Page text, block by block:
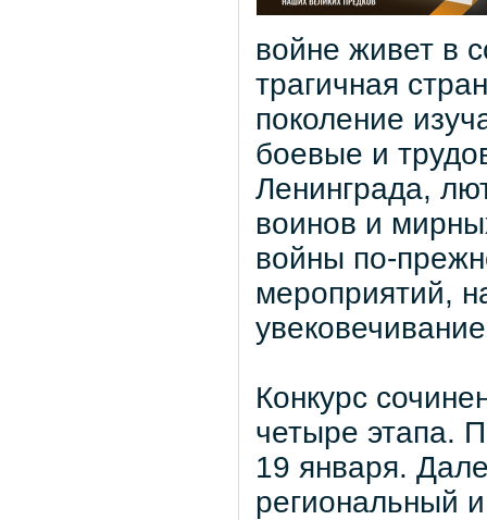
войне живет в
трагичная
поколение
боевые и
Ленинграда,
воинов и
войны по-
мероприятий,
Конкурс
четыре этапа.
19 января.
региональный